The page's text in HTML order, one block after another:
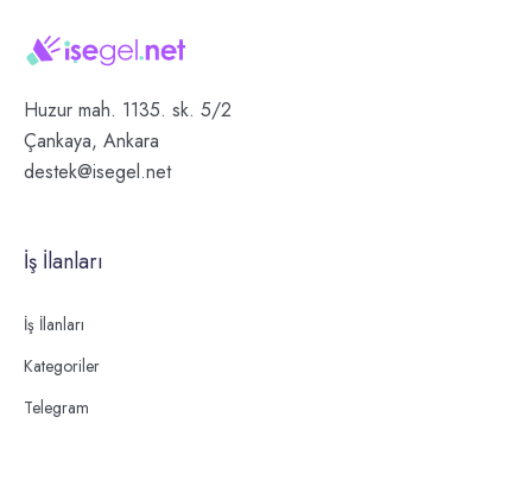
Huzur mah. 1135. sk. 5/2
Çankaya, Ankara
destek@isegel.net
İş İlanları
İş İlanları
Kategoriler
Telegram